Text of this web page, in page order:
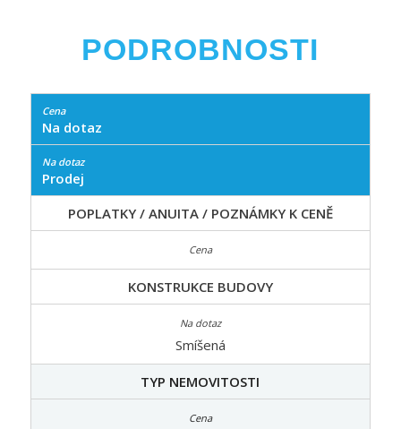
PODROBNOSTI
Na dotaz
Prodej
POPLATKY / ANUITA / POZNÁMKY K CENĚ
KONSTRUKCE BUDOVY
Smíšená
TYP NEMOVITOSTI